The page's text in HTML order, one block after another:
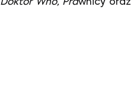
Doktor Who, Prawnicy oraz